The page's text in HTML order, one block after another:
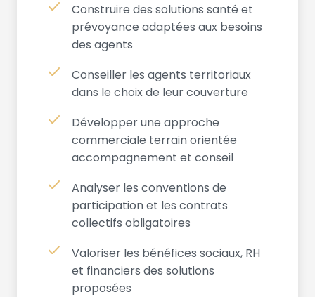
Construire des solutions santé et
prévoyance adaptées aux besoins
des agents
Conseiller les agents territoriaux
dans le choix de leur couverture
Développer une approche
commerciale terrain orientée
accompagnement et conseil
Analyser les conventions de
participation et les contrats
collectifs obligatoires
Valoriser les bénéfices sociaux, RH
et financiers des solutions
proposées